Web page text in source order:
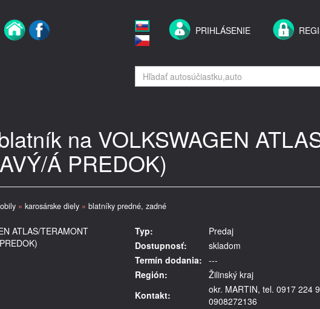
PRIHLÁSENIE
na VOLKSWAGEN
Á PREDOK)
» karosárske diely » blatníky predné, zadné
ATLAS/TERAMONT
Typ:
Predaj
Dostupnosť:
skladom
Termín dodania: ---
Región:
Žilinský kraj
Kontakt:
okr. MARTIN, tel. 0917 224
0908272136